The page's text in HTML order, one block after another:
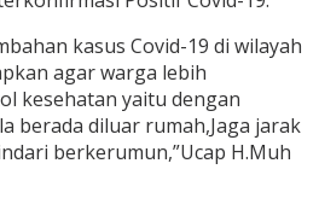
kasus Covid-19 di wilayah
agar warga lebih
kesehatan yaitu dengan
berada diluar rumah,Jaga jarak
berkerumun,”Ucap H.Muh